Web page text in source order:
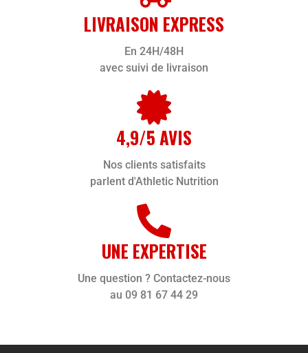
LIVRAISON EXPRESS
En 24H/48H
avec suivi de livraison
4,9/5 AVIS
Nos clients satisfaits
parlent d'Athletic Nutrition
UNE EXPERTISE
Une question ? Contactez-nous
au 09 81 67 44 29